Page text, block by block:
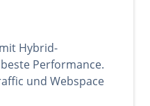
Hybrid-
Performance.
und Webspace